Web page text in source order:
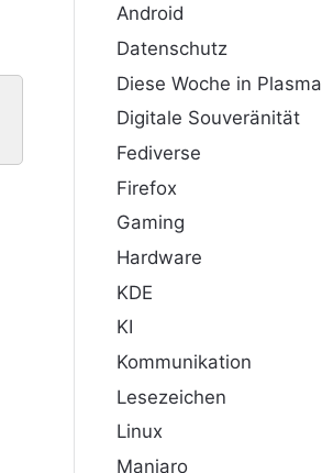
Android
Datenschutz
Diese Woche in Plasma
Digitale Souveränität
Fediverse
Firefox
Gaming
Hardware
KDE
KI
Kommunikation
Lesezeichen
Linux
Manjaro